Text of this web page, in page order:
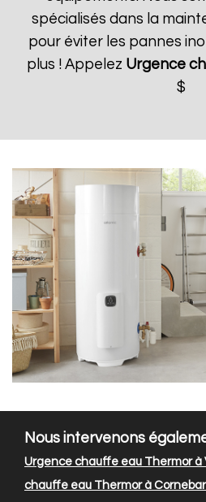
spécialisés dans la
pour éviter les pannes
plus ! Appelez Urgence
$
Nous intervenons
Urgence chauffe eau Thermor à
chauffe eau Thermor à